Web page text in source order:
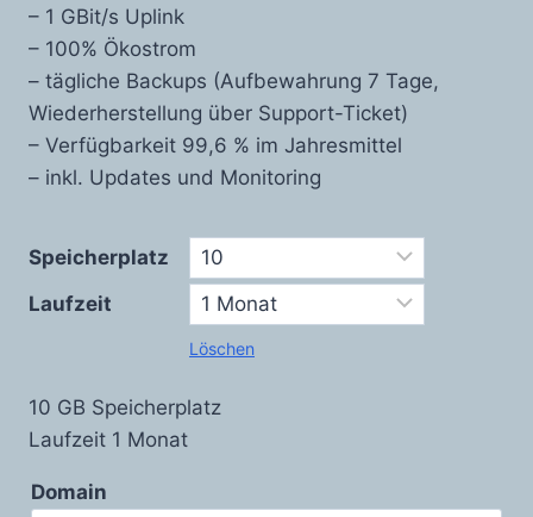
– 1 GBit/s Uplink
– 100% Ökostrom
– tägliche Backups (Aufbewahrung 7 Tage,
Wiederherstellung über Support-Ticket)
– Verfügbarkeit 99,6 % im Jahresmittel
– inkl. Updates und Monitoring
Speicherplatz
Laufzeit
Löschen
10 GB Speicherplatz
Laufzeit 1 Monat
Domain